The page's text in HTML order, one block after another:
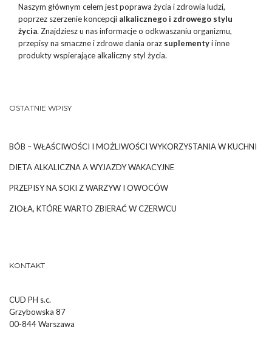
Naszym głównym celem jest poprawa życia i zdrowia ludzi,
poprzez szerzenie koncepcji alkalicznego i zdrowego stylu
życia. Znajdziesz u nas informacje o odkwaszaniu organizmu,
przepisy na smaczne i zdrowe dania oraz suplementyi inne
produkty wspierające alkaliczny styl życia.
OSTATNIE WPISY
BÓB – WŁAŚCIWOŚCI I MOŻLIWOŚCI WYKORZYSTANIA W KUCHNI
DIETA ALKALICZNA A WYJAZDY WAKACYJNE
PRZEPISY NA SOKI Z WARZYW I OWOCÓW
ZIOŁA, KTÓRE WARTO ZBIERAĆ W CZERWCU
KONTAKT
CUD PH s.c.
Grzybowska 87
00-844 Warszawa